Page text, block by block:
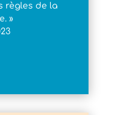
règles de la
»